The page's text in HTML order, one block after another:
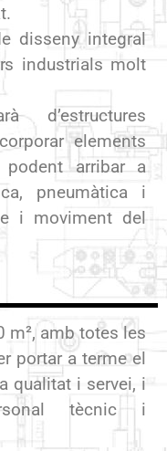
disseny integral
industrials molt
d’estructures
elements
arribar a
pneumàtica i
i moviment del
m², amb totes les
portar a terme el
qualitat i servei, i
tècnic i